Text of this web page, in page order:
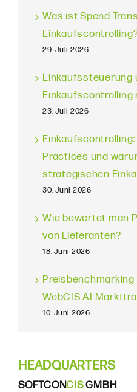
Was ist Spend
29. Juli 2026
Einkaufssteuerung
Einkaufscontrolling
23. Juli 2026
Practices und
strategischen
30. Juni 2026
Wie bewertet man
von Lieferanten?
18. Juni 2026
Preisbenchmarking
WebCIS AI
10. Juni 2026
HEADQUARTERS
SOFTCONCISGMBH